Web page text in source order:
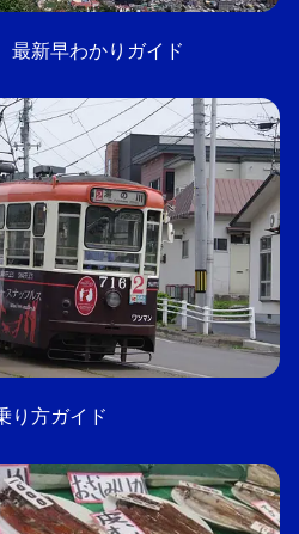
最新早わかりガイド
り方ガイド